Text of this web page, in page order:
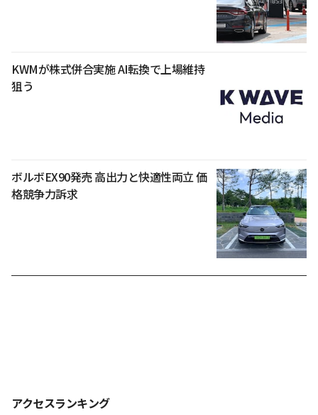
KWMが株式併合実施 AI転換で上場維持
狙う
ボルボEX90発売 高出力と快適性両立 価
格競争力訴求
アクセスランキング